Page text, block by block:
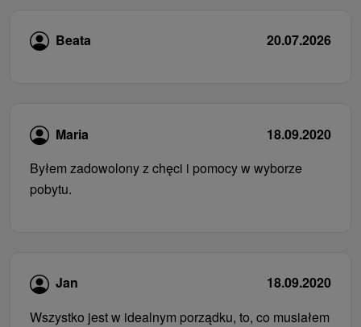
Beata 20.07.2026
Maria
18.09.2020
Byłem zadowolony z chęci i pomocy w wyborze
pobytu.
Jan
18.09.2020
Wszystko jest w idealnym porządku, to, co musiałem